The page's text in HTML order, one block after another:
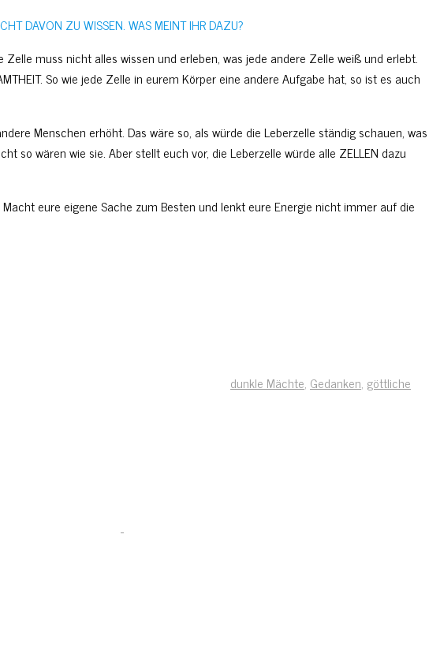
DAVON ZU WISSEN. WAS MEINT IHR DAZU?
muss nicht alles wissen und erleben, was jede andere Zelle weiß und erlebt.
So wie jede Zelle in eurem Körper eine andere Aufgabe hat, so ist es auch
Menschen erhöht. Das wäre so, als würde die Leberzelle ständig schauen, was
so wären wie sie. Aber stellt euch vor, die Leberzelle würde alle ZELLEN dazu
Macht eure eigene Sache zum Besten und lenkt eure Energie nicht immer auf die
dunkle Mächte, Gedanken, göttliche